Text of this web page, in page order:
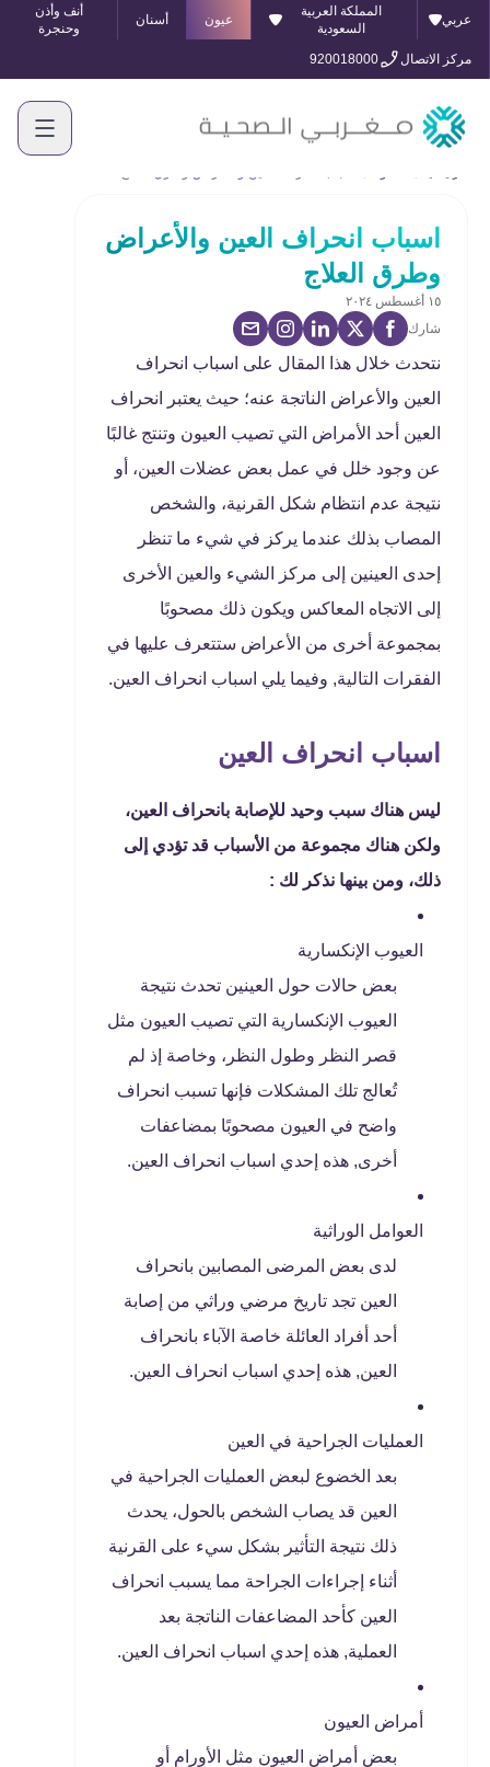
عربي
المملكة العربية
السعودية
عيون أسنان
أنف وأذن
وحنجرة
مركز الاتصال
920018000
اسباب انحراف العين والأعراض
وطرق العلاج
١٥ أغسطس ٢٠٢٤
شارك
نتحدث خلال هذا المقال على اسباب انحراف
العين والأعراض الناتجة عنه؛ حيث يعتبر انحراف
العين أحد الأمراض التي تصيب العيون وتنتج غالبًا
عن وجود خلل في عمل بعض عضلات العين، أو
نتيجة عدم انتظام شكل القرنية، والشخص
المصاب بذلك عندما يركز في شيء ما تنظر
إحدى العينين إلى مركز الشيء والعين الأخرى
إلى الاتجاه المعاكس ويكون ذلك مصحوبًا
بمجموعة أخرى من الأعراض ستتعرف عليها في
الفقرات التالية, وفيما يلي اسباب انحراف العين.
اسباب انحراف العين
ليس هناك سبب وحيد للإصابة بانحراف العين،
ولكن هناك مجموعة من الأسباب قد تؤدي إلى
ذلك، ومن بينها نذكر لك :
العيوب الإنكسارية
بعض حالات حول العينين تحدث نتيجة
العيوب الإنكسارية التي تصيب العيون مثل
قصر النظر وطول النظر، وخاصة إذ لم
تُعالج تلك المشكلات فإنها تسبب انحراف
واضح في العيون مصحوبًا بمضاعفات
أخرى, هذه إحدي اسباب انحراف العين.
العوامل الوراثية
لدى بعض المرضى المصابين بانحراف
العين تجد تاريخ مرضي وراثي من إصابة
أحد أفراد العائلة خاصة الآباء بانحراف
العين, هذه إحدي اسباب انحراف العين.
العمليات الجراحية في العين
بعد الخضوع لبعض العمليات الجراحية في
العين قد يصاب الشخص بالحول، يحدث
ذلك نتيجة التأثير بشكل سيء على القرنية
أثناء إجراءات الجراحة مما يسبب انحراف
العين كأحد المضاعفات الناتجة بعد
العملية, هذه إحدي اسباب انحراف العين.
أمراض العيون
بعض أمراض العيون مثل الأورام أو